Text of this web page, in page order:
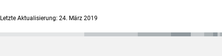
Letzte Aktualisierung: 24. März 2019